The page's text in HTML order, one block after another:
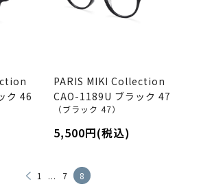
ク 46
PARIS MIKI Collection
CAO-1189U ブラック 47
（ブラック 47）
5,500円(税込)
1 ... 7 8